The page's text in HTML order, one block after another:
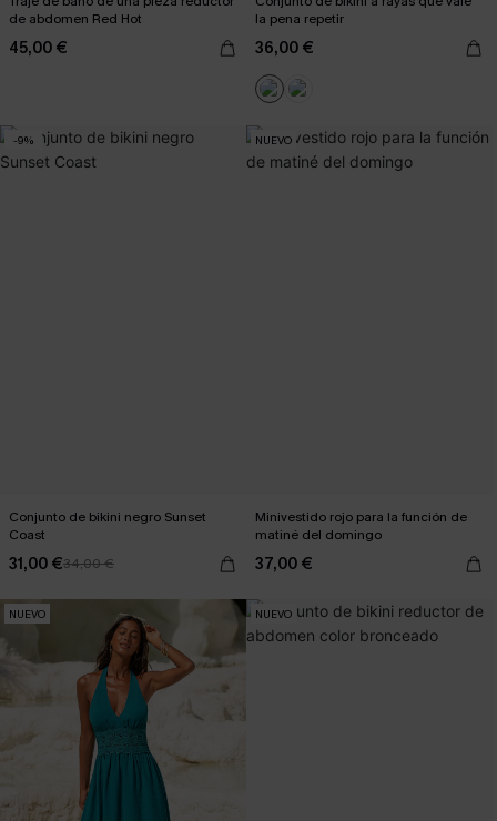
de abdomen Red Hot
45,00 €
la pena repetir
36,00 €
-9%
Conjunto de bikini negro Sunset
Coast
31,00 €34,00 €
NUEVO
Minivestido rojo para la función de
matiné del domingo
37,00 €
NUEVO NUEVO